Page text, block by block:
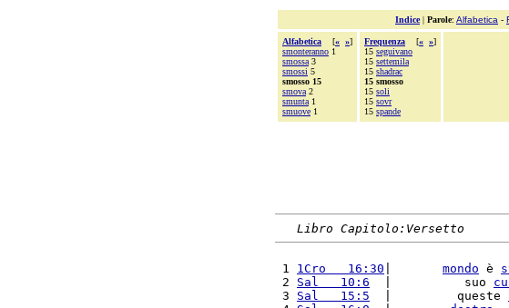
Indice| Parole: Alfabetica -
Alfabetica [« »]
smonteranno 1
smossa 3
smossi 5
smosso 15
smova 2
smunta 1
smuove 1
Frequenza [« »]
15 seguivano
15 settemila
15 shadrac
15 smosso
15 soli
15 sovr
15 spande
Libro Capitolo:Versetto
1 1Cro   16:30 mondo è
2 Sal   10:6
  |          suo
3 Sal   15:5
  |         queste